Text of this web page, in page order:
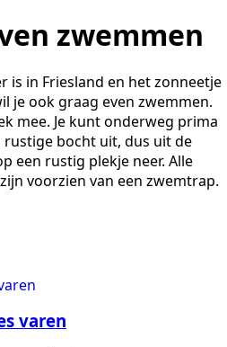
zwemmen
is in Friesland en het zonneetje
je ook graag even zwemmen.
mee. Je kunt onderweg prima
rustige bocht uit, dus uit de
een rustig plekje neer. Alle
voorzien van een zwemtrap.
varen